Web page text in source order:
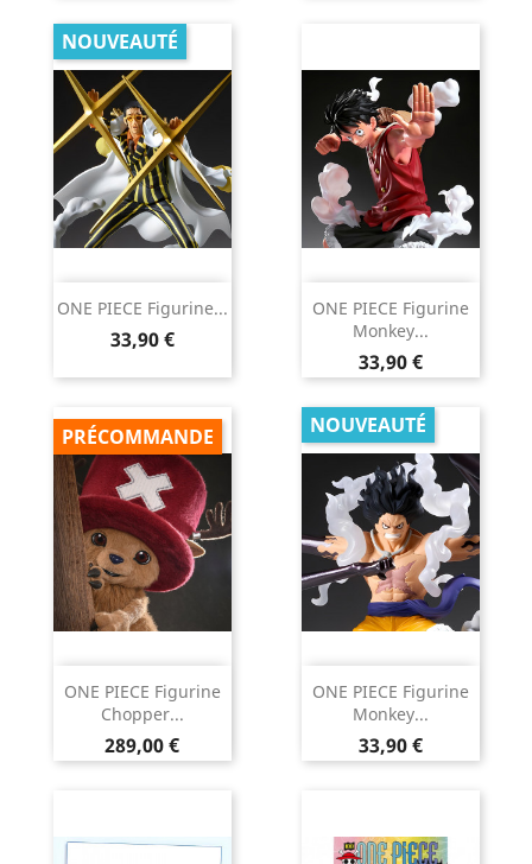
ONE PIECE Figurine...
Prix
33,90 €
NOUVEAUTÉ
ONE PIECE Figurine
Monkey...
Prix
33,90 €
ONE PIECE Figurine
Chopper...
Prix
289,00 €
PRÉCOMMANDE
ONE PIECE Figurine
Monkey...
Prix
33,90 €
NOUVEAUTÉ